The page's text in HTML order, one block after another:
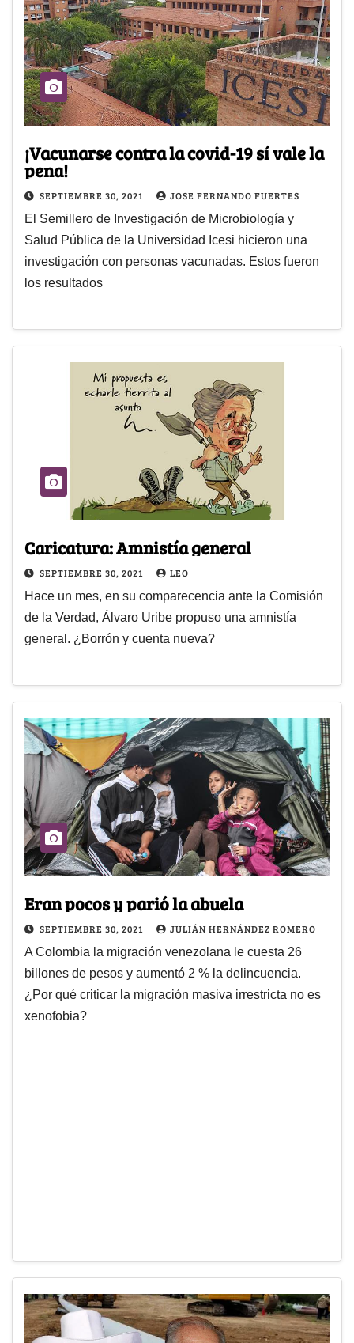
¡Vacunarse contra la covid-19 sí vale la
pena!
SEPTIEMBRE 30, 2021 JOSE FERNANDO FUERTES
El Semillero de Investigación de Microbiología y
Salud Pública de la Universidad Icesi hicieron una
investigación con personas vacunadas. Estos fueron
los resultados
Caricatura: Amnistía general
SEPTIEMBRE 30, 2021 LEO
Hace un mes, en su comparecencia ante la Comisión
de la Verdad, Álvaro Uribe propuso una amnistía
general. ¿Borrón y cuenta nueva?
Eran pocos y parió la abuela
SEPTIEMBRE 30, 2021 JULIÁN HERNÁNDEZ ROMERO
A Colombia la migración venezolana le cuesta 26
billones de pesos y aumentó 2 % la delincuencia.
¿Por qué criticar la migración masiva irrestricta no es
xenofobia?